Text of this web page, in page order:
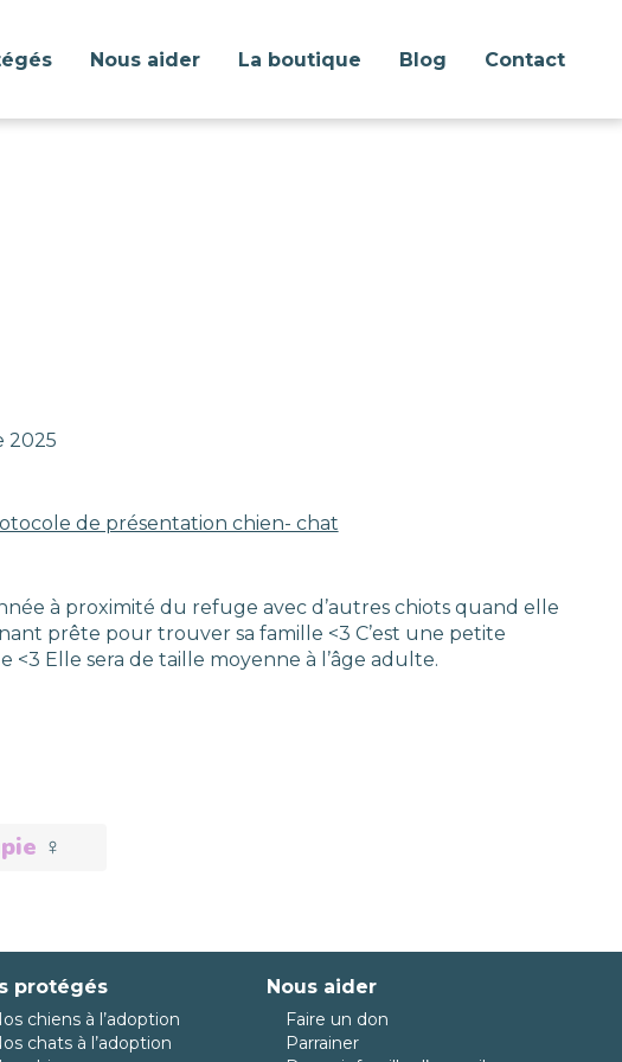
Nous aider La boutique Blog Contact
2025
de présentation chien- chat
à proximité du refuge avec d’autres chiots quand elle
prête pour trouver sa famille <3 C’est une petite
<3 Elle sera de taille moyenne à l’âge adulte.
♀️
protégés
chiens à l’adoption
chats à l’adoption
Nous aider
Faire un don
Parrainer